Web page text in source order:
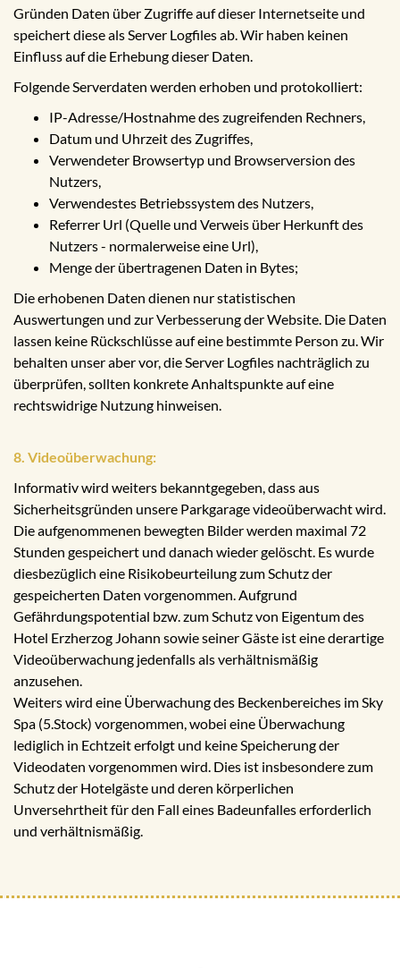
Gründen Daten über Zugriffe auf dieser Internetseite und
speichert diese als Server Logfiles ab. Wir haben keinen
Einfluss auf die Erhebung dieser Daten.
Folgende Serverdaten werden erhoben und protokolliert:
IP-Adresse/Hostnahme des zugreifenden Rechners,
Datum und Uhrzeit des Zugriffes,
Verwendeter Browsertyp und Browserversion des
Nutzers,
Verwendestes Betriebssystem des Nutzers,
Referrer Url (Quelle und Verweis über Herkunft des
Nutzers - normalerweise eine Url),
Menge der übertragenen Daten in Bytes;
Die erhobenen Daten dienen nur statistischen
Auswertungen und zur Verbesserung der Website. Die Daten
lassen keine Rückschlüsse auf eine bestimmte Person zu. Wir
behalten unser aber vor, die Server Logfiles nachträglich zu
überprüfen, sollten konkrete Anhaltspunkte auf eine
rechtswidrige Nutzung hinweisen.
8. Videoüberwachung:
Informativ wird weiters bekanntgegeben, dass aus
Sicherheitsgründen unsere Parkgarage videoüberwacht wird.
Die aufgenommenen bewegten Bilder werden maximal 72
Stunden gespeichert und danach wieder gelöscht. Es wurde
diesbezüglich eine Risikobeurteilung zum Schutz der
gespeicherten Daten vorgenommen. Aufgrund
Gefährdungspotential bzw. zum Schutz von Eigentum des
Hotel Erzherzog Johann sowie seiner Gäste ist eine derartige
Videoüberwachung jedenfalls als verhältnismäßig
anzusehen.
Weiters wird eine Überwachung des Beckenbereiches im Sky
Spa (5.Stock) vorgenommen, wobei eine Überwachung
lediglich in Echtzeit erfolgt und keine Speicherung der
Videodaten vorgenommen wird. Dies ist insbesondere zum
Schutz der Hotelgäste und deren körperlichen
Unversehrtheit für den Fall eines Badeunfalles erforderlich
und verhältnismäßig.